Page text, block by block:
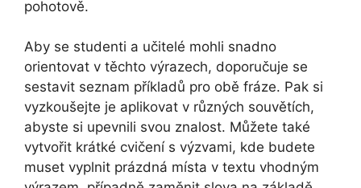
pohotově.
Aby se studenti a učitelé mohli snadno
orientovat v těchto výrazech, doporučuje se
sestavit seznam příkladů pro obě fráze. Pak si
vyzkoušejte je aplikovat v různých souvětích,
abyste si upevnili svou znalost. Můžete také
vytvořit krátké cvičení s výzvami, kde budete
muset vyplnit prázdná místa v textu vhodným